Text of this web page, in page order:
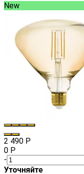
New
2 490 Р
0 Р
-
Уточняйте